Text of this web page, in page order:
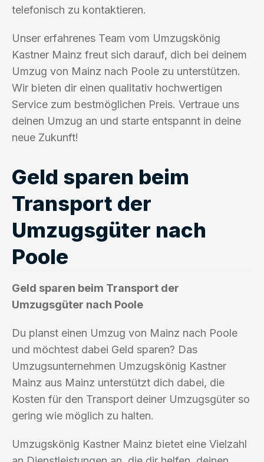
telefonisch zu kontaktieren.
Unser erfahrenes Team vom Umzugskönig
Kastner Mainz freut sich darauf, dich bei deinem
Umzug von Mainz nach Poole zu unterstützen.
Wir bieten dir einen qualitativ hochwertigen
Service zum bestmöglichen Preis. Vertraue uns
deinen Umzug an und starte entspannt in deine
neue Zukunft!
Geld sparen beim
Transport der
Umzugsgüter nach
Poole
Geld sparen beim Transport der
Umzugsgüter nach Poole
Du planst einen Umzug von Mainz nach Poole
und möchtest dabei Geld sparen? Das
Umzugsunternehmen Umzugskönig Kastner
Mainz aus Mainz unterstützt dich dabei, die
Kosten für den Transport deiner Umzugsgüter so
gering wie möglich zu halten.
Umzugskönig Kastner Mainz bietet eine Vielzahl